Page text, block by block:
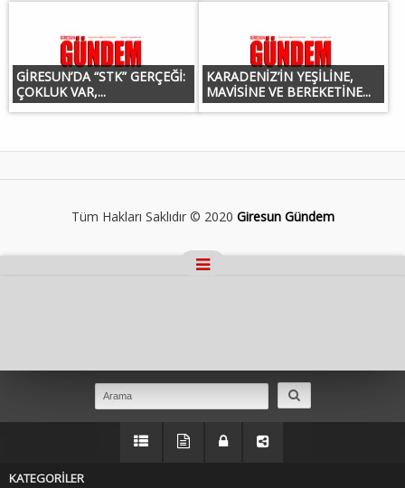
GİRESUN’DA “STK” GERÇEĞİ:
ÇOKLUK VAR,...
KARADENİZ’İN YEŞİLİNE,
MAVİSİNE VE BEREKETİNE...
Tüm Hakları Saklıdır © 2020 Giresun Gündem
KATEGORİLER